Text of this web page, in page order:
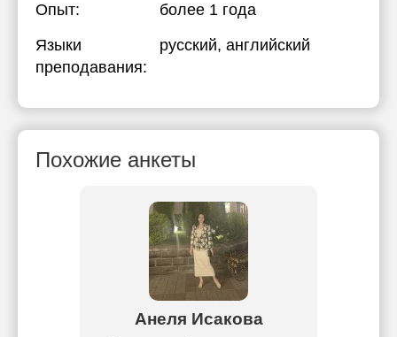
Опыт:
более 1 года
Языки
преподавания:
русский, английский
Похожие анкеты
Анеля Исакова